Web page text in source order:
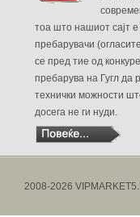
тоа што нашиот сајт
пребарувачи
се пред тие од
пребарува на Гугл да
технички можности
досега не ги нуди.
2008-2026